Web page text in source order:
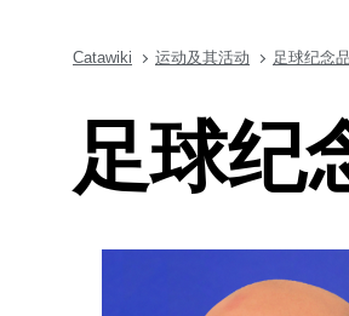
Catawiki 运动及其活动 足球纪念品
足球纪